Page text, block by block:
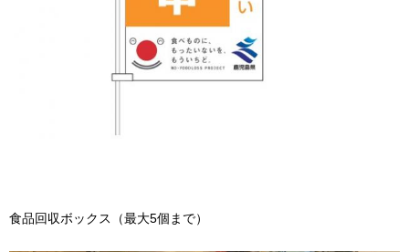
食品回収ボックス（最大5個まで）